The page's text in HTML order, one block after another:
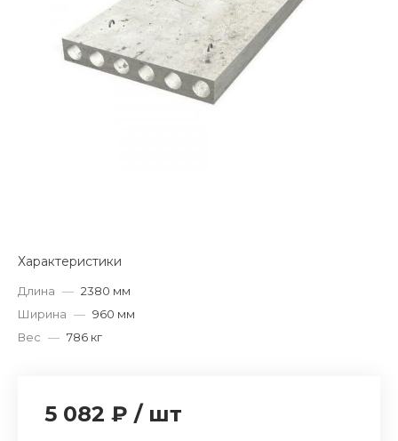
Характеристики
Длина — 2380 мм
Ширина — 960 мм
Вес — 786 кг
5 082 ₽ / шт